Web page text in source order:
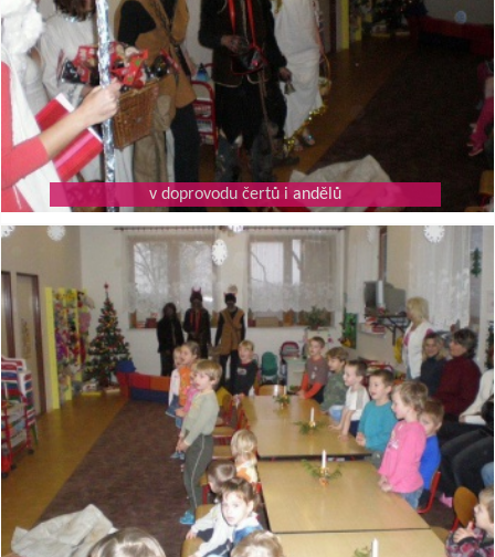
v doprovodu čertů i andělů